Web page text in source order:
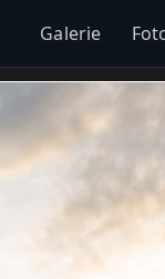
Galerie